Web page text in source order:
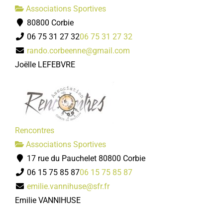
Associations Sportives
80800 Corbie
06 75 31 27 3206 75 31 27 32
rando.corbeenne@gmail.com
Joëlle LEFEBVRE
Rencontres
Associations Sportives
17 rue du Pauchelet 80800 Corbie
06 15 75 85 8706 15 75 85 87
emilie.vannihuse@sfr.fr
Emilie VANNIHUSE